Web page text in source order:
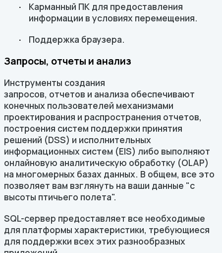
Карманный ПК для предоставления
информации в условиях перемещения.
Поддержка браузера.
Запросы, отчеты и анализ
Инструменты создания
запросов, отчетов и анализа обеспечивают
конечных пользователей механизмами
проектирования и распространения отчетов,
построения систем поддержки принятия
решений (DSS) и исполнительных
информационных систем (EIS) либо выполняют
онлайновую аналитическую обработку (OLAP)
на многомерных базах данных. В общем, все это
позволяет вам взглянуть на ваши данные "с
высоты птичьего полета".
SQL-сервер предоставляет все необходимые
для платформы характеристики, требующиеся
для поддержки всех этих разнообразных